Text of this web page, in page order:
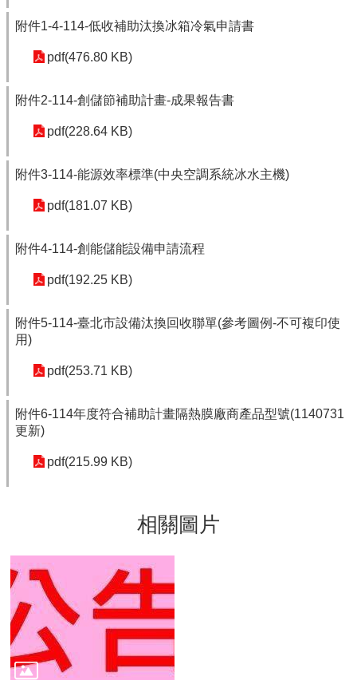
附件1-4-114-低收補助汰換冰箱冷氣申請書
pdf(476.80 KB)
附件2-114-創儲節補助計畫-成果報告書
pdf(228.64 KB)
附件3-114-能源效率標準(中央空調系統冰水主機)
pdf(181.07 KB)
附件4-114-創能儲能設備申請流程
pdf(192.25 KB)
附件5-114-臺北市設備汰換回收聯單(參考圖例-不可複印使
用)
pdf(253.71 KB)
附件6-114年度符合補助計畫隔熱膜廠商產品型號(1140731
更新)
pdf(215.99 KB)
相關圖片